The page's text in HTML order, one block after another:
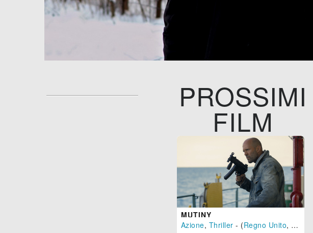
PROSSIMI
FILM
MUTINY
Azione, Thriller - (Regno Unito, USA